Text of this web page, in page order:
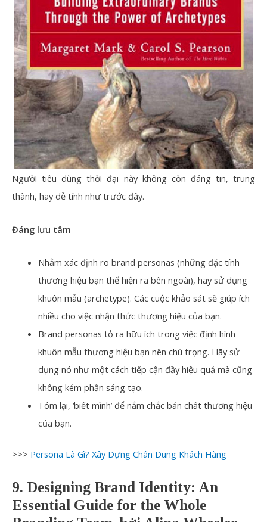
Người tiêu dùng thời đại này không còn đáng tin, trung
thành, hay dễ tính như trước đây.
Đáng lưu tâm
Nhằm xác định rõ brand personas (những đặc tính
thương hiệu bạn thể hiện ra bên ngoài), hãy sử dụng
khuôn mẫu (archetype). Các cuộc khảo sát sẽ giúp ích
nhiều cho việc nhận thức thương hiệu của bạn.
Brand personas tỏ ra hữu ích trong việc định hình
khuôn mẫu thương hiệu bạn nên chú trọng. Hãy sử
dụng nó như một cách tiếp cận đầy hiệu quả mà cũng
không kém phần sáng tạo.
Tóm lại, ‘biết mình’ để nắm chắc bản chất thương hiệu
của bạn.
>>> Persona Là Gì? Xây Dựng Chân Dung Khách Hàng
9. Designing Brand Identity: An
Essential Guide for the Whole